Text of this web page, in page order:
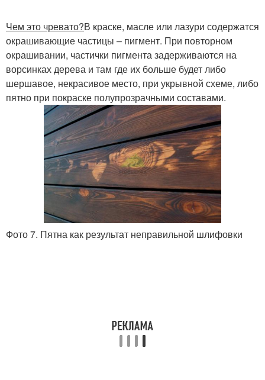
Чем это чревато?В краске, масле или лазури содержатся
окрашивающие частицы – пигмент. При повторном
окрашивании, частички пигмента задерживаются на
ворсинках дерева и там где их больше будет либо
шершавое, некрасивое место, при укрывной схеме, либо
пятно при покраске полупрозрачными составами.
Фото 7. Пятна как результат неправильной шлифовки